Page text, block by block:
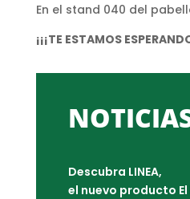
En el stand 040 del
¡¡¡TE ESTAMOS
Descubra LINEA,
el nuevo producto